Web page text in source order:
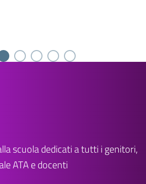
scuola dedicati a tutti i genitori,
ATA e docenti